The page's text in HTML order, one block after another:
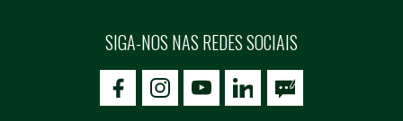
SIGA-NOS NAS REDES SOCIAIS
icon-facebookicon-social02icon-social03